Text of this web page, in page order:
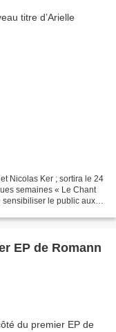
Nicolas Ker ; sortira le 24
semaines « Le Chant
sensibiliser le public aux
EP de Romann